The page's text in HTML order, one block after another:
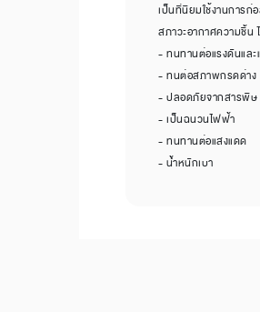
เป็นที่นิยมใช้งานการก่
สภาวะอากาศความชื้น
- ทนทานต่อแรงดันและ
- ทนต่อสภาพกรดด่าง
- ปลอดภัยจากสารพิษ
- เป็นฉนวนไฟฟ้า
- ทนทานต่อแสงแดด
- น้ำหนักเบา